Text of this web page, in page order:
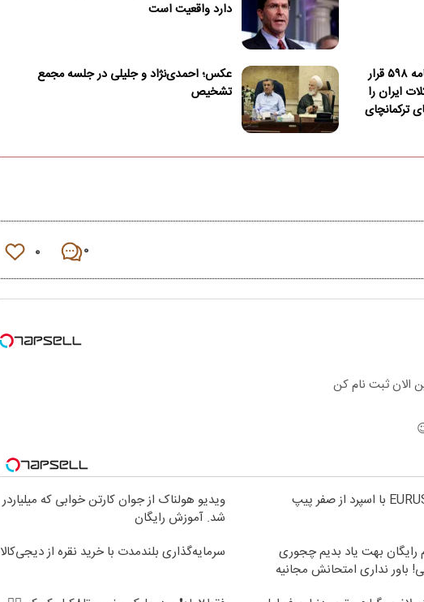
دارد واقعیت است
کشور در شرایط مشابه پذیرش قطعنامه ۵۹۸ قرار
ایران را
ترکمانچای
عکس؛ احمدی‌نژاد و جلیلی در جلسه مجمع
تشخیص
۰ ۰
ویدیو هولناک از جوان کارتن خوابی که میلیاردر
شد. آموزش رایگان
رایگان بهت یاد بدیم چجوری
باور نداری امتحانش مجانیه
سرمایه‌گذاری بلندمدت با خرید نقره از دیجی‌کالا